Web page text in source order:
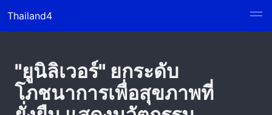
Thailand4
"ยูนิลิเวอร์" ยกระดับ
โภชนาการเพื่อสุขภาพที่